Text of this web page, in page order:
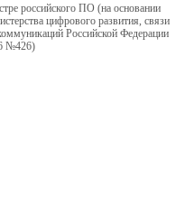
российского ПО (на основании
цифрового развития, связи
Российской Федерации
№426)